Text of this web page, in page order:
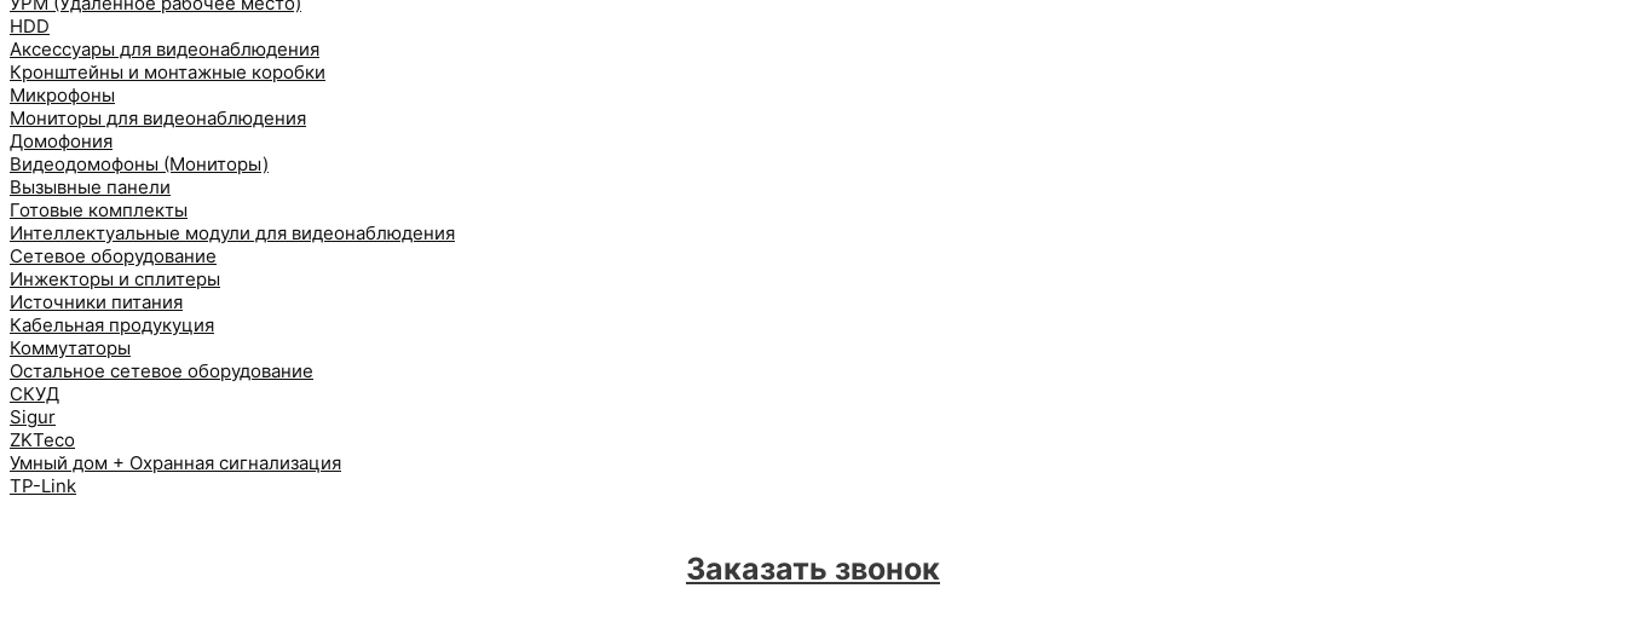
HDD
Аксессуары для видеонаблюдения
Кронштейны и монтажные коробки
Микрофоны
Мониторы для видеонаблюдения
Домофония
Видеодомофоны (Мониторы)
Вызывные панели
Готовые комплекты
Интеллектуальные модули для видеонаблюдения
Сетевое оборудование
Инжекторы и сплитеры
Источники питания
Кабельная продукуция
Коммутаторы
Остальное сетевое оборудование
СКУД
Sigur
ZKTeco
Умный дом + Охранная сигнализация
TP-Link
Заказать звонок